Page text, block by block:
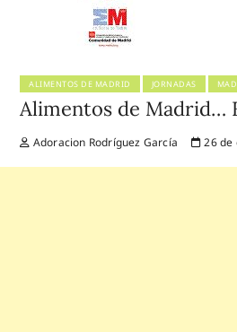
ALIMENTOS DE MADRID JORNADAS
Alimentos de Madrid…
Adoracion Rodríguez García 26 de